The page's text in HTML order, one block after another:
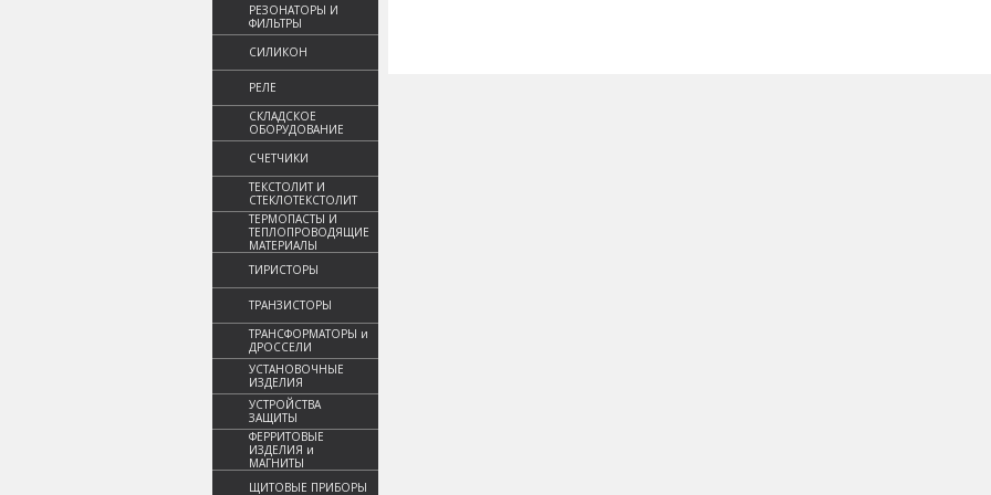
РЕЗОНАТОРЫ И
ФИЛЬТРЫ
СИЛИКОН
РЕЛЕ
СКЛАДСКОЕ
ОБОРУДОВАНИЕ
СЧЕТЧИКИ
ТЕКСТОЛИТ И
СТЕКЛОТЕКСТОЛИТ
ТЕРМОПАСТЫ И
ТЕПЛОПРОВОДЯЩИЕ
МАТЕРИАЛЫ
ТИРИСТОРЫ
ТРАНЗИСТОРЫ
ТРАНСФОРМАТОРЫ и
ДРОССЕЛИ
УСТАНОВОЧНЫЕ
ИЗДЕЛИЯ
УСТРОЙСТВА
ЗАЩИТЫ
ФЕРРИТОВЫЕ
ИЗДЕЛИЯ и
МАГНИТЫ
ЩИТОВЫЕ ПРИБОРЫ